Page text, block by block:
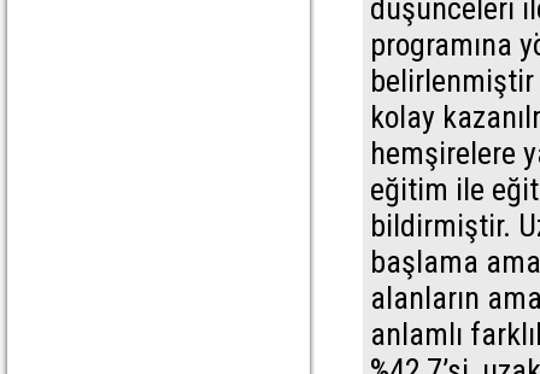
düşünceleri
programına
kolay
hemşirelere
eğitim ile
bildirmiştir.
başlama
alanların
anlamlı